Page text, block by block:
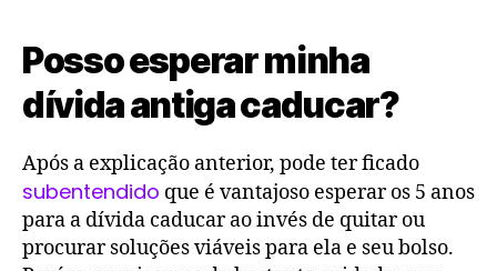
Posso esperar minha
dívida antiga caducar?
Após a explicação anterior, pode ter ficado
subentendido que é vantajoso esperar os 5 anos
para a dívida caducar ao invés de quitar ou
procurar soluções viáveis para ela e seu bolso.